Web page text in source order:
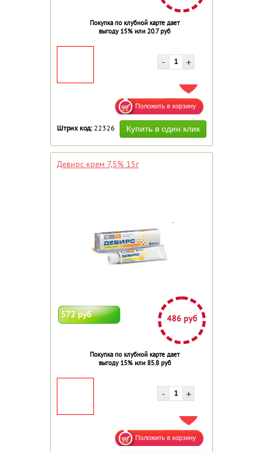
Покупка по клубной карте дает
выгоду 15% или 20.7 руб
ДОБАВИТЬ В ИЗБРАННОЕ
Штрих код: 22326
Девирс крем 7,5% 15г
572 руб 486 руб
Покупка по клубной карте дает
выгоду 15% или 85.8 руб
ДОБАВИТЬ В ИЗБРАННОЕ